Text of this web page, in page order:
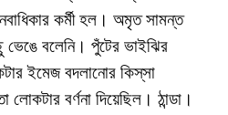
কর্মী হল। অমৃত সামন্ত
ভেঙে বলেনি। পুঁটের ভাইঝির
ইমেজ বদলানোর কিস্‌সা
বর্ণনা দিয়েছিল। ঠান্ডা।